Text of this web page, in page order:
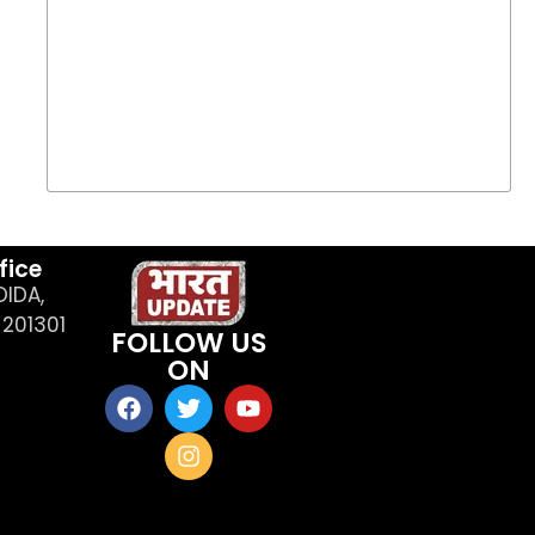
FOLLOW US
ON